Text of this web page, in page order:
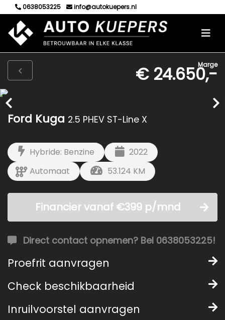
0638053225 info@autokuepers.nl
Marge
€ 24.650,-
Ford Kuga 2.5 PHEV ST-Line X
Hybride: Benzine
2022
Automaat
53.124 KM
Financier vanaf €399 p/mnd
Direct contact opnemen? Bel 0638053225!
Proefrit aanvragen
Check beschikbaarheid
Inruilvoorstel aanvragen